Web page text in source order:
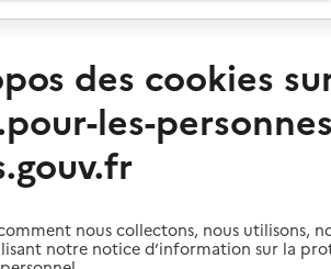
de l'annuaire
soins infirmiers à
ADMR de
des cookies
les-
nous collectons, nous utilisons,
notre notice d’information sur la